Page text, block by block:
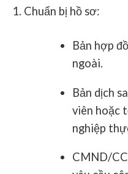
Chuẩn bị hồ sơ:
Bản hợp
ngoài.
Bản dịch
viên hoặc
nghiệp
CMND/